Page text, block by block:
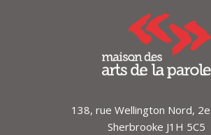
138, rue Wellington Nord,
Sherbrooke J1H 5C5